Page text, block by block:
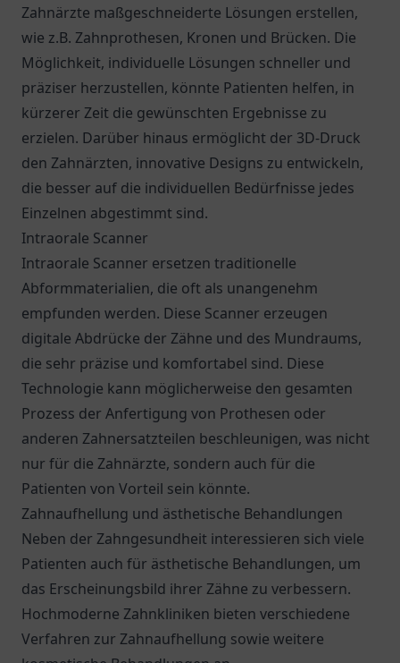
Zahnärzte maßgeschneiderte Lösungen erstellen,
wie z.B. Zahnprothesen, Kronen und Brücken. Die
Möglichkeit, individuelle Lösungen schneller und
präziser herzustellen, könnte Patienten helfen, in
kürzerer Zeit die gewünschten Ergebnisse zu
erzielen. Darüber hinaus ermöglicht der 3D-Druck
den Zahnärzten, innovative Designs zu entwickeln,
die besser auf die individuellen Bedürfnisse jedes
Einzelnen abgestimmt sind.
Intraorale Scanner
Intraorale Scanner ersetzen traditionelle
Abformmaterialien, die oft als unangenehm
empfunden werden. Diese Scanner erzeugen
digitale Abdrücke der Zähne und des Mundraums,
die sehr präzise und komfortabel sind. Diese
Technologie kann möglicherweise den gesamten
Prozess der Anfertigung von Prothesen oder
anderen Zahnersatzteilen beschleunigen, was nicht
nur für die Zahnärzte, sondern auch für die
Patienten von Vorteil sein könnte.
Zahnaufhellung und ästhetische Behandlungen
Neben der Zahngesundheit interessieren sich viele
Patienten auch für ästhetische Behandlungen, um
das Erscheinungsbild ihrer Zähne zu verbessern.
Hochmoderne Zahnkliniken bieten verschiedene
Verfahren zur Zahnaufhellung sowie weitere